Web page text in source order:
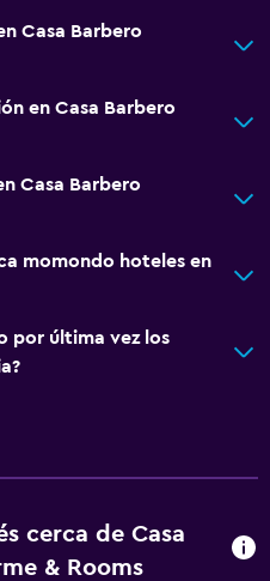
el alojamiento
Casa Barbero
en Casa Barbero
Casa Barbero
momondo hoteles en
por última vez los
cerca de Casa
& Rooms